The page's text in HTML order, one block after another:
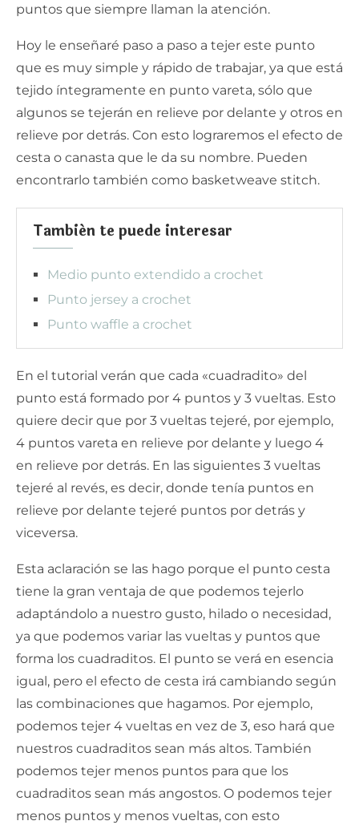
puntos que siempre llaman la atención.
Hoy le enseñaré paso a paso a tejer este punto
que es muy simple y rápido de trabajar, ya que está
tejido íntegramente en punto vareta, sólo que
algunos se tejerán en relieve por delante y otros en
relieve por detrás. Con esto lograremos el efecto de
cesta o canasta que le da su nombre. Pueden
encontrarlo también como basketweave stitch.
También te puede interesar
Medio punto extendido a crochet
Punto jersey a crochet
Punto waffle a crochet
En el tutorial verán que cada «cuadradito» del
punto está formado por 4 puntos y 3 vueltas. Esto
quiere decir que por 3 vueltas tejeré, por ejemplo,
4 puntos vareta en relieve por delante y luego 4
en relieve por detrás. En las siguientes 3 vueltas
tejeré al revés, es decir, donde tenía puntos en
relieve por delante tejeré puntos por detrás y
viceversa.
Esta aclaración se las hago porque el punto cesta
tiene la gran ventaja de que podemos tejerlo
adaptándolo a nuestro gusto, hilado o necesidad,
ya que podemos variar las vueltas y puntos que
forma los cuadraditos. El punto se verá en esencia
igual, pero el efecto de cesta irá cambiando según
las combinaciones que hagamos. Por ejemplo,
podemos tejer 4 vueltas en vez de 3, eso hará que
nuestros cuadraditos sean más altos. También
podemos tejer menos puntos para que los
cuadraditos sean más angostos. O podemos tejer
menos puntos y menos vueltas, con esto